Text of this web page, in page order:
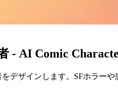
- AI Comic
デザインします。SFホラー